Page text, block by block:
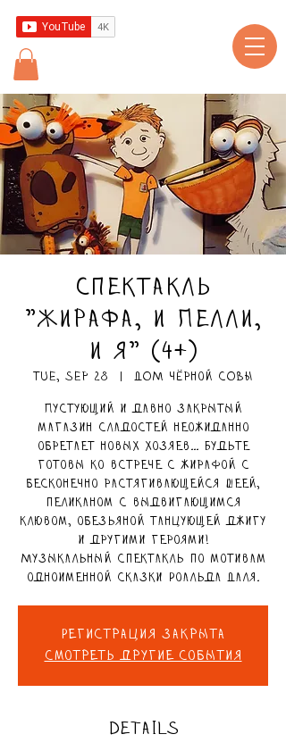
Спектакль
"Жирафа, и Пелли,
и я" (4+)
Tue, Sep 28 ДОМ чёрной СОВЫ
Пустующий и давно закрытый
магазин сладостей неожиданно
обретает новых хозяев... Будьте
готовы ко встрече с жирафой с
бесконечно растягивающейся шеей,
пеликаном с выдвигающимся
клювом, обезьяной танцующей джигу
и другими героями!
Музыкальный спектакль по мотивам
одноименной сказки Роальда Даля.
Регистрация закрыта
Смотреть другие события
DETAILS